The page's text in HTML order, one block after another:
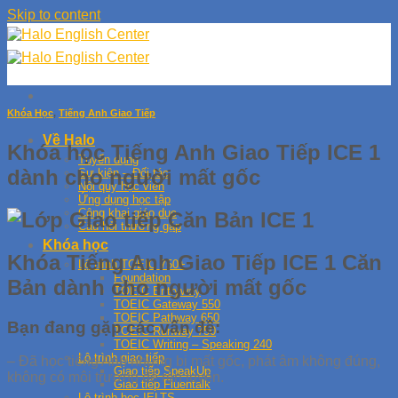
Skip to content
Về Halo
Tuyển dụng
Sự kiện – Đối tác
Nội quy học viên
Ứng dụng học tập
Công khai giáo dục
Câu hỏi thường gặp
Khóa học
Lộ trình TOEIC 750+
Foundation
TOEIC Entryway
TOEIC Gateway 550
TOEIC Pathway 650
TOEIC Runway 750
TOEIC Writing – Speaking 240
Lộ trình giao tiếp
Giao tiếp SpeakUp
Giao tiếp Fluentalk
Khóa Học, Tiếng Anh Giao Tiếp
Khóa học Tiếng Anh Giao Tiếp ICE 1
dành cho người mất gốc
Khóa Tiếng Anh Giao Tiếp ICE 1 Căn
Bản dành cho người mất gốc
Bạn đang gặp các vấn đề:
– Đã học tiếng Anh nhưng bị mất gốc, phát âm không đúng,
không có môi trường để rèn luyện.